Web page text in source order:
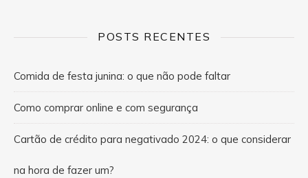
POSTS RECENTES
Comida de festa junina: o que não pode faltar
Como comprar online e com segurança
Cartão de crédito para negativado 2024: o que considerar
na hora de fazer um?